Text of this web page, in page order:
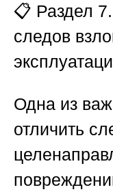
📋 Раздел
следов
Одна из
отличить